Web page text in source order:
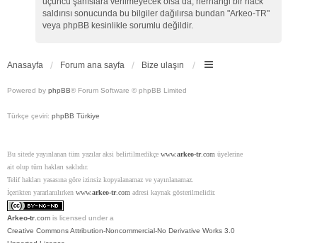
saldırısı sonucunda bu bilgiler dağılırsa bundan "Arkeo-TR"
veya phpBB kesinlikle sorumlu değildir.
Anasayfa Forum ana sayfa Bize ulaşın
Powered by phpBB® Forum Software © phpBB Limited
Türkçe çeviri: phpBB Türkiye
Bu sitede yayınlanan tüm yazılar aksi belirtilmedikçe www.arkeo-tr.com üyelerine
ait olup tüm hakları saklıdır.
Telif hakları yasasına göre izinsiz kopyalanamaz ve yayınlanamaz.
İçerikten yararlanılırken www.arkeo-tr.com adresi kaynak gösterilmelidir.
Arkeo-tr .com is licensed under a
Creative Commons Attribution-Noncommercial-No Derivative Works 3.0